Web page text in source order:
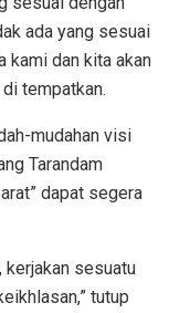
ada yang sesuai
kami dan kita akan
tempatkan.
mudahan visi
Tarandam
dapat segera
kerjakan sesuatu
tutup